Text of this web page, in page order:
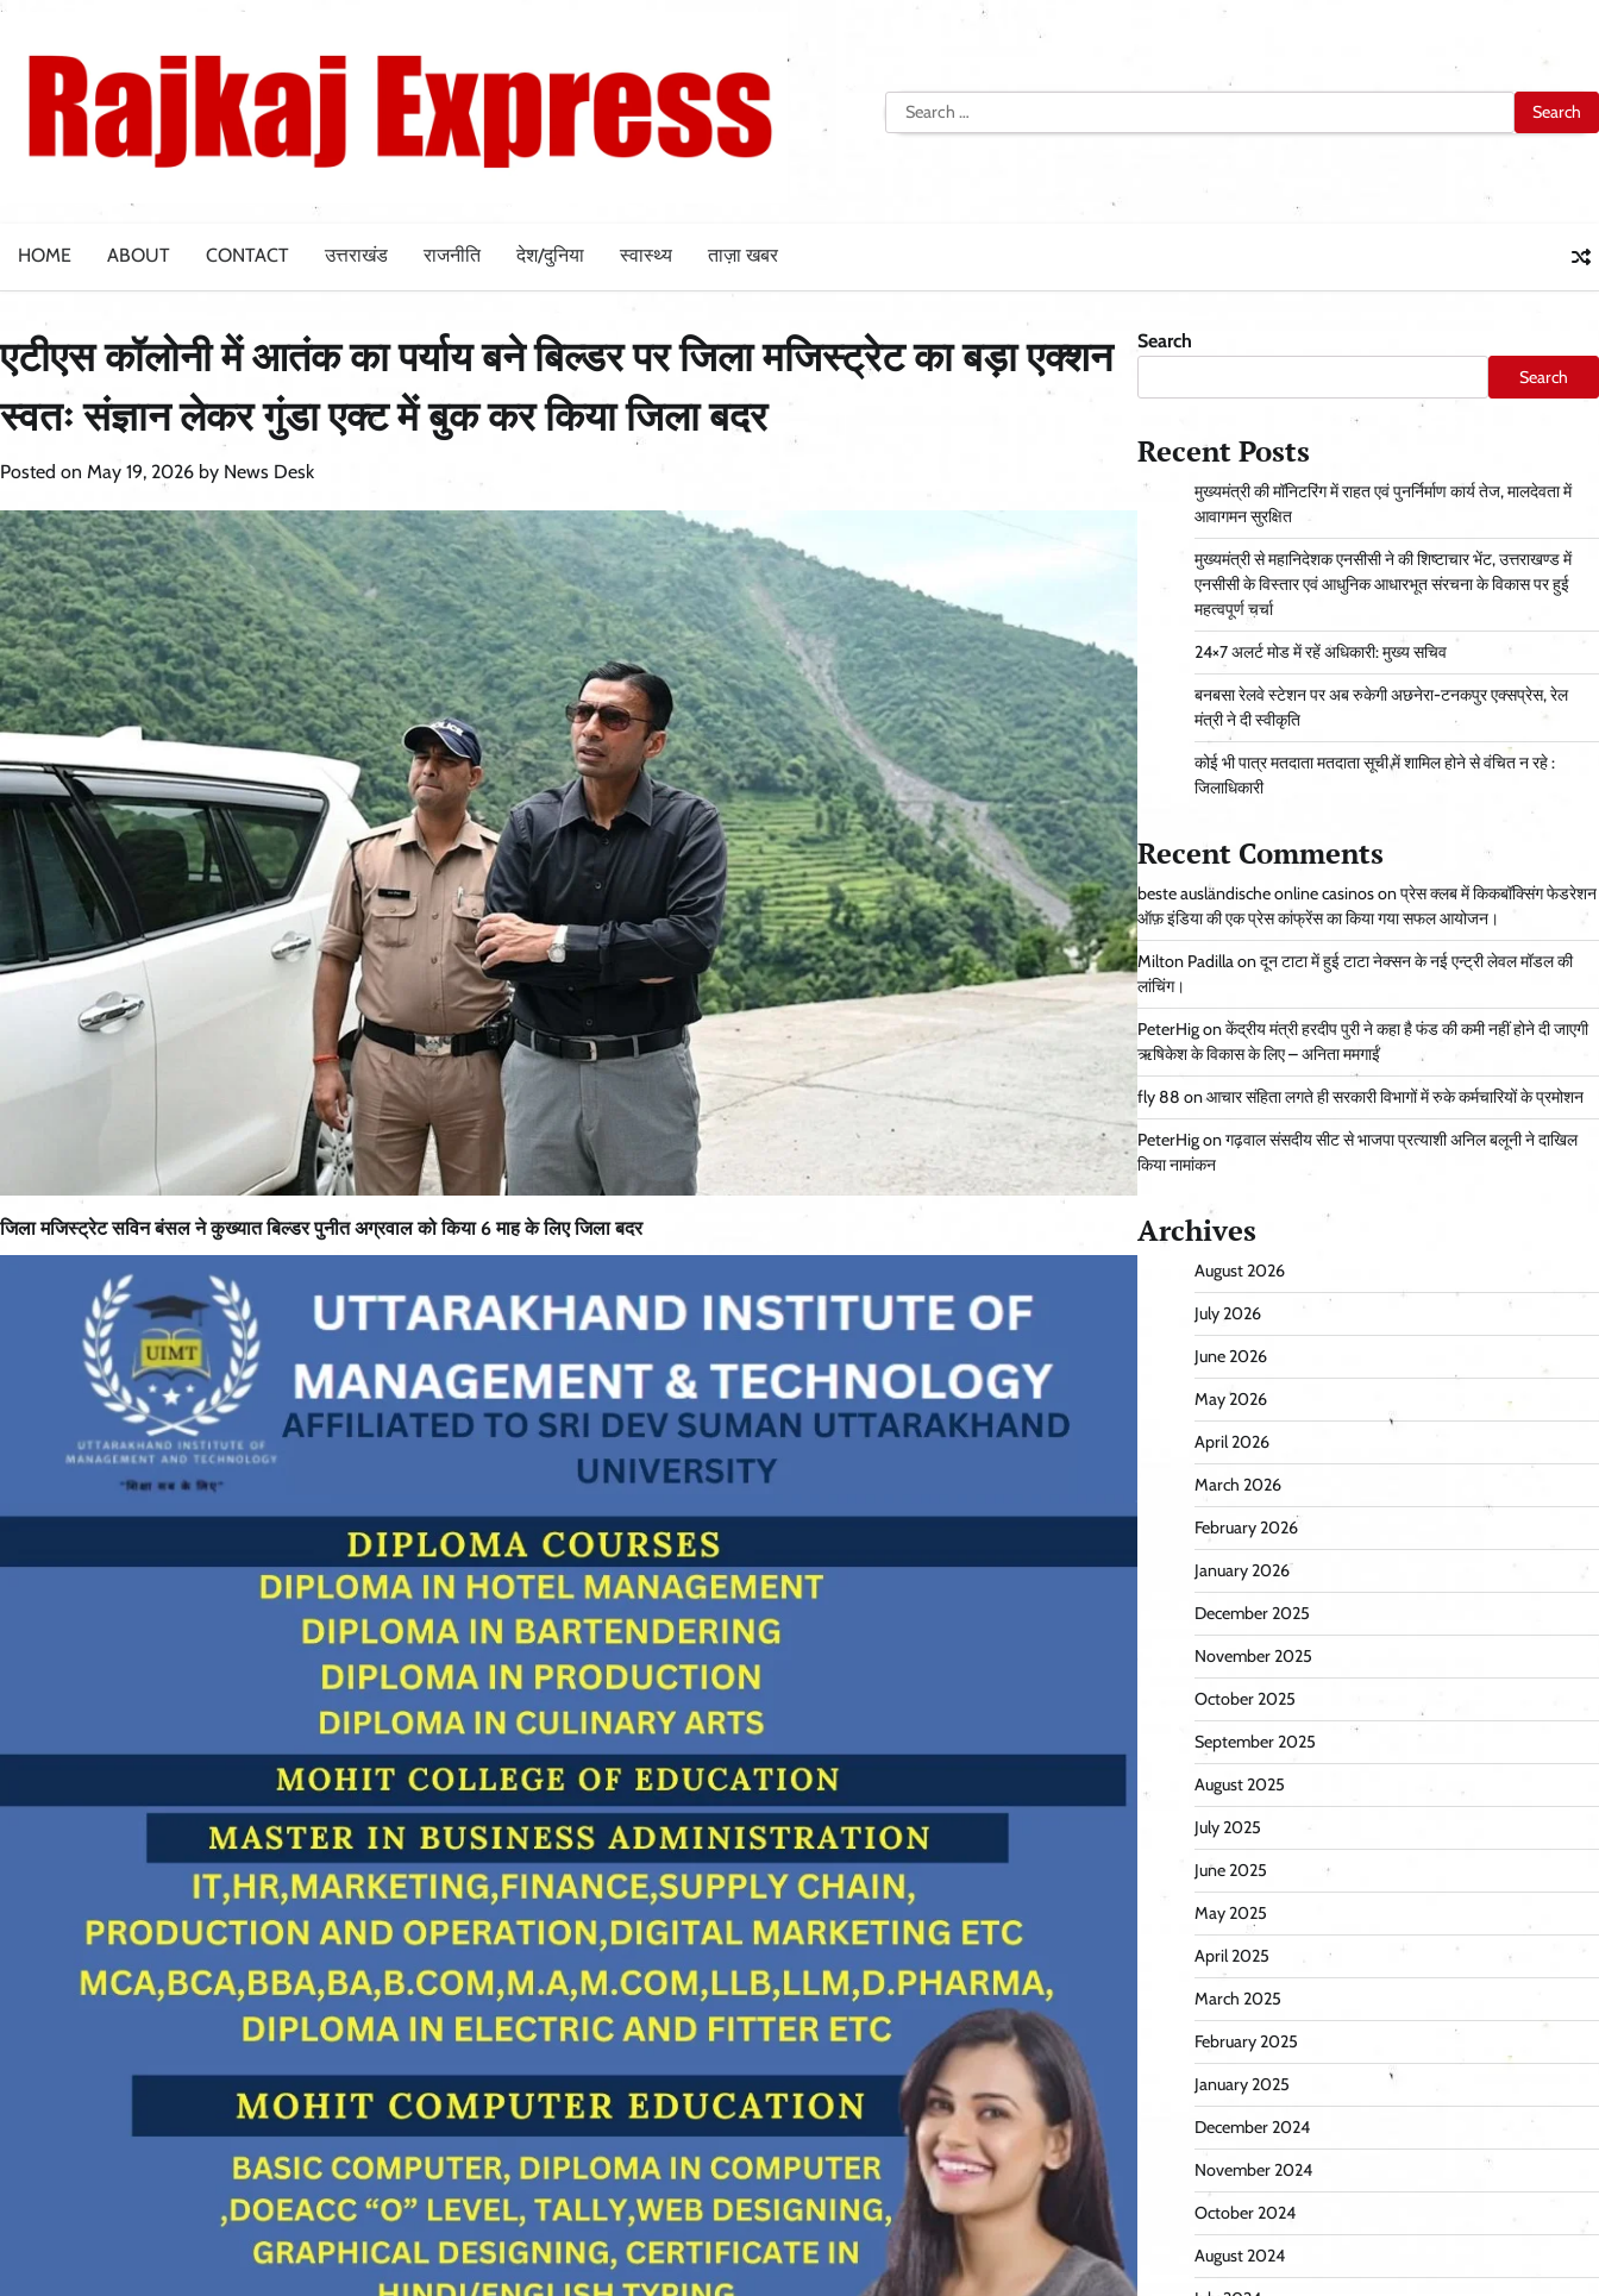
Skip
content
Search
for:
HOME ABOUT CONTACT उत्तराखंड राजनीति देश/दुनिया स्वास्थ्य ताज़ा खबर
एटीएस कॉलोनी में आतंक का पर्याय बने बिल्डर पर जिला मजिस्ट्रेट का बड़ा एक्शन
स्वतः संज्ञान लेकर गुंडा एक्ट में बुक कर किया जिला बदर
Posted on May 19, 2026 by News Desk
जिला मजिस्ट्रेट सविन बंसल ने कुख्यात बिल्डर पुनीत अग्रवाल को किया 6 माह के लिए जिला बदर
Search
Search
Recent Posts
मुख्यमंत्री की मॉनिटरिंग में राहत एवं पुनर्निर्माण कार्य तेज, मालदेवता में
आवागमन सुरक्षित
मुख्यमंत्री से महानिदेशक एनसीसी ने की शिष्टाचार भेंट, उत्तराखण्ड में
एनसीसी के विस्तार एवं आधुनिक आधारभूत संरचना के विकास पर हुई
महत्वपूर्ण चर्चा
24×7 अलर्ट मोड में रहें अधिकारी: मुख्य सचिव
बनबसा रेलवे स्टेशन पर अब रुकेगी अछनेरा-टनकपुर एक्सप्रेस, रेल
मंत्री ने दी स्वीकृति
कोई भी पात्र मतदाता मतदाता सूची में शामिल होने से वंचित न रहे :
जिलाधिकारी
Recent Comments
beste ausländische online casinosonप्रेस क्लब में किकबॉक्सिंग फेडरेशन
ऑफ़ इंडिया की एक प्रेस कांफ्रेंस का किया गया सफल आयोजन।
Milton Padillaonदून टाटा में हुई टाटा नेक्सन के नई एन्ट्री लेवल मॉडल की
लांचिंग।
PeterHigonकेंद्रीय मंत्री हरदीप पुरी ने कहा है फंड की कमी नहीं होने दी जाएगी
ऋषिकेश के विकास के लिए – अनिता ममगाईं
fly 88 onआचार संहिता लगते ही सरकारी विभागों में रुके कर्मचारियों के प्रमोशन
PeterHigonगढ़वाल संसदीय सीट से भाजपा प्रत्याशी अनिल बलूनी ने दाखिल
किया नामांकन
Archives
August 2026
July 2026
June 2026
May 2026
April 2026
March 2026
February 2026
January 2026
December 2025
November 2025
October 2025
September 2025
August 2025
July 2025
June 2025
May 2025
April 2025
March 2025
February 2025
January 2025
December 2024
November 2024
October 2024
August 2024